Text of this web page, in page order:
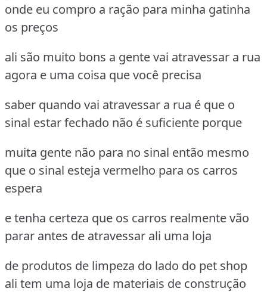
onde eu compro a ração para minha gatinha
os preços
ali são muito bons a gente vai atravessar a rua
agora e uma coisa que você precisa
saber quando vai atravessar a rua é que o
sinal estar fechado não é suficiente porque
muita gente não para no sinal então mesmo
que o sinal esteja vermelho para os carros
espera
e tenha certeza que os carros realmente vão
parar antes de atravessar ali uma loja
de produtos de limpeza do lado do pet shop
ali tem uma loja de materiais de construção